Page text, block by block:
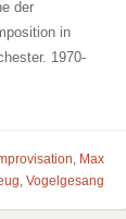
der
in
1970-
Max
Vogelgesang